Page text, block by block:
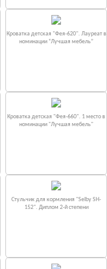
Кроватка детская "Фея-620". Лауреат в
номинации “Лучшая мебель”
Кроватка детская "Фея-660". 1 место в
номинации "Лучшая мебель"
Стульчик для кормления "Selby SH-
152". Диплом 2-й степени